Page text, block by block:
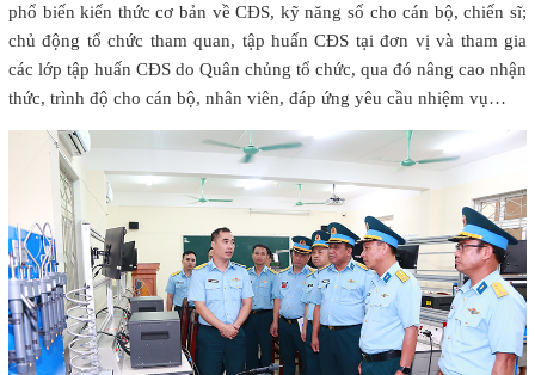
phổ biến kiến thức cơ bản về CĐS, kỹ năng số cho cán bộ, chiến sĩ;
chủ động tổ chức tham quan, tập huấn CĐS tại đơn vị và tham gia
các lớp tập huấn CĐS do Quân chủng tổ chức, qua đó nâng cao nhận
thức, trình độ cho cán bộ, nhân viên, đáp ứng yêu cầu nhiệm vụ…